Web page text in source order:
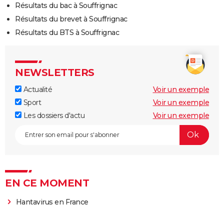
Résultats du bac à Souffrignac
Résultats du brevet à Souffrignac
Résultats du BTS à Souffrignac
NEWSLETTERS
Actualité
Voir un exemple
Sport
Voir un exemple
Les dossiers d'actu
Voir un exemple
EN CE MOMENT
Hantavirus en France